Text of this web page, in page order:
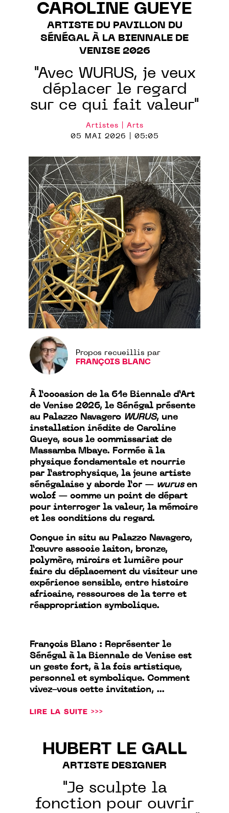
CAROLINE GUEYE
ARTISTE DU PAVILLON DU
SÉNÉGAL À LA BIENNALE DE
VENISE 2026
"Avec WURUS, je veux
déplacer le regard
sur ce qui fait valeur"
Artistes | Arts
05 MAI 2026 | 05:05
Propos recueillis par
FRANÇOIS BLANC
À l’occasion de la 61e Biennale d’Art
de Venise 2026, le Sénégal présente
au Palazzo Navagero WURUS, une
installation inédite de Caroline
Gueye, sous le commissariat de
Massamba Mbaye. Formée à la
physique fondamentale et nourrie
par l’astrophysique, la jeune artiste
sénégalaise y aborde l’or — wurusen
wolof — comme un point de départ
pour interroger la valeur, la mémoire
et les conditions du regard.
Conçue in situ au Palazzo Navagero,
l’œuvre associe laiton, bronze,
polymère, miroirs et lumière pour
faire du déplacement du visiteur une
expérience sensible, entre histoire
africaine, ressources de la terre et
réappropriation symbolique.
François Blanc : Représenter le
Sénégal à la Biennale de Venise est
un geste fort, à la fois artistique,
personnel et symbolique. Comment
vivez-vous cette invitation, ...
LIRE LA SUITE >>>
HUBERT LE GALL
ARTISTE DESIGNER
"Je sculpte la
fonction pour ouvrir